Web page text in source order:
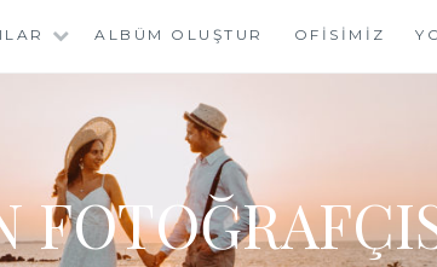
ALBÜM OLUŞTUR OFİSİMİZ